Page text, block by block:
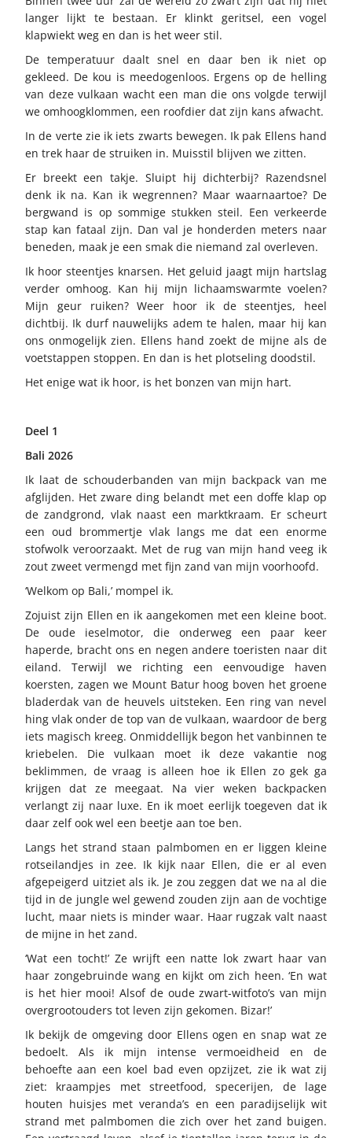
langer lijkt te bestaan. Er klinkt geritsel, een vogel
klapwiekt weg en dan is het weer stil.
De temperatuur daalt snel en daar ben ik niet op
gekleed. De kou is meedogenloos. Ergens op de helling
van deze vulkaan wacht een man die ons volgde terwijl
we omhoogklommen, een roofdier dat zijn kans afwacht.
In de verte zie ik iets zwarts bewegen. Ik pak Ellens hand
en trek haar de struiken in. Muisstil blijven we zitten.
Er breekt een takje. Sluipt hij dichterbij? Razendsnel
denk ik na. Kan ik wegrennen? Maar waarnaartoe? De
bergwand is op sommige stukken steil. Een verkeerde
stap kan fataal zijn. Dan val je honderden meters naar
beneden, maak je een smak die niemand zal overleven.
Ik hoor steentjes knarsen. Het geluid jaagt mijn hartslag
verder omhoog. Kan hij mijn lichaamswarmte voelen?
Mijn geur ruiken? Weer hoor ik de steentjes, heel
dichtbij. Ik durf nauwelijks adem te halen, maar hij kan
ons onmogelijk zien. Ellens hand zoekt de mijne als de
voetstappen stoppen. En dan is het plotseling doodstil.
Het enige wat ik hoor, is het bonzen van mijn hart.
Deel 1
Bali 2026
Ik laat de schouderbanden van mijn backpack van me
afglijden. Het zware ding belandt met een doffe klap op
de zandgrond, vlak naast een marktkraam. Er scheurt
een oud brommertje vlak langs me dat een enorme
stofwolk veroorzaakt. Met de rug van mijn hand veeg ik
zout zweet vermengd met fijn zand van mijn voorhoofd.
‘Welkom op Bali,’ mompel ik.
Zojuist zijn Ellen en ik aangekomen met een kleine boot.
De oude ieselmotor, die onderweg een paar keer
haperde, bracht ons en negen andere toeristen naar dit
eiland. Terwijl we richting een eenvoudige haven
koersten, zagen we Mount Batur hoog boven het groene
bladerdak van de heuvels uitsteken. Een ring van nevel
hing vlak onder de top van de vulkaan, waardoor de berg
iets magisch kreeg. Onmiddellijk begon het vanbinnen te
kriebelen. Die vulkaan moet ik deze vakantie nog
beklimmen, de vraag is alleen hoe ik Ellen zo gek ga
krijgen dat ze meegaat. Na vier weken backpacken
verlangt zij naar luxe. En ik moet eerlijk toegeven dat ik
daar zelf ook wel een beetje aan toe ben.
Langs het strand staan palmbomen en er liggen kleine
rotseilandjes in zee. Ik kijk naar Ellen, die er al even
afgepeigerd uitziet als ik. Je zou zeggen dat we na al die
tijd in de jungle wel gewend zouden zijn aan de vochtige
lucht, maar niets is minder waar. Haar rugzak valt naast
de mijne in het zand.
‘Wat een tocht!’ Ze wrijft een natte lok zwart haar van
haar zongebruinde wang en kijkt om zich heen. ‘En wat
is het hier mooi! Alsof de oude zwart-witfoto’s van mijn
overgrootouders tot leven zijn gekomen. Bizar!’
Ik bekijk de omgeving door Ellens ogen en snap wat ze
bedoelt. Als ik mijn intense vermoeidheid en de
behoefte aan een koel bad even opzijzet, zie ik wat zij
ziet: kraampjes met streetfood, specerijen, de lage
houten huisjes met veranda’s en een paradijselijk wit
strand met palmbomen die zich over het zand buigen.